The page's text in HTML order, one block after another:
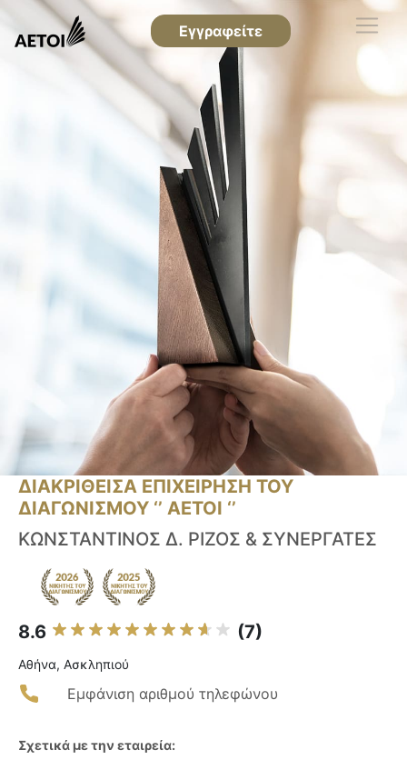
Εγγραφείτε
ΔΙΑΚΡΙΘΕΙΣΑ ΕΠΙΧΕΙΡΗΣΗ ΤΟΥ
ΔΙΑΓΩΝΙΣΜΟΥ ‘’ ΑΕΤΟΙ ‘’
ΚΩΝΣΤΑΝΤΙΝΟΣ Δ. ΡΙΖΟΣ & ΣΥΝΕΡΓΑΤΕΣ
8.6 (7)
Αθήνα, Ασκληπιού
Εμφάνιση αριθμού τηλεφώνου
Σχετικά με την εταιρεία: